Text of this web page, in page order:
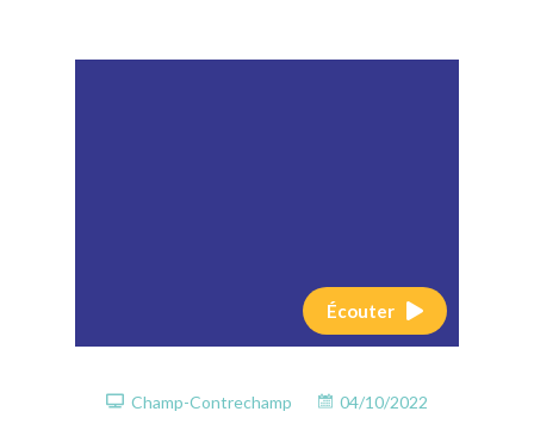
Écouter
Champ-Contrechamp 04/10/2022